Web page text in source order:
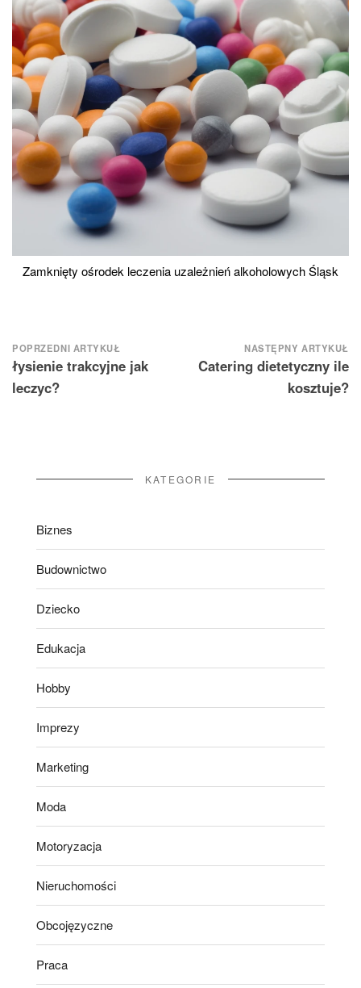
Zamknięty ośrodek leczenia uzależnień alkoholowych Śląsk
Nawigacja
wpisu
POPRZEDNI ARTYKUŁ
łysienie trakcyjne jak
leczyc?
NASTĘPNY ARTYKUŁ
Catering dietetyczny ile
kosztuje?
KATEGORIE
Biznes
Budownictwo
Dziecko
Edukacja
Hobby
Imprezy
Marketing
Moda
Motoryzacja
Nieruchomości
Obcojęzyczne
Praca